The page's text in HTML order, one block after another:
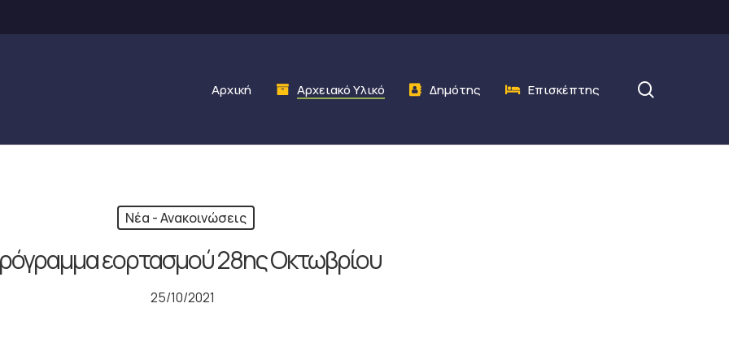
Αρχική Αρχειακό Υλικό Δημότης Επισκέπτης
Νέα - Ανακοινώσεις
εορτασμού 28ης Οκτωβρίου
25/10/2021